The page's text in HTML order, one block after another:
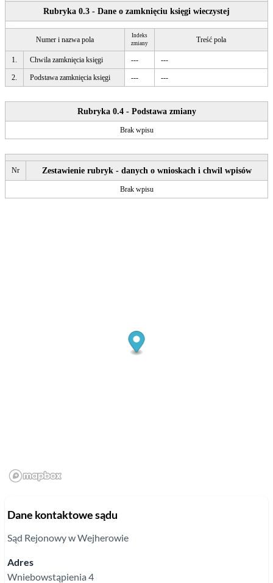
Rubryka 0.3 - Dane o zamknięciu księgi wieczystej
Numer i nazwa pola
Indeks
zmiany
Treść pola
1. Chwila zamknięcia księgi --- ---
2. Podstawa zamknięcia księgi --- ---
Rubryka 0.4 - Podstawa zmiany
Brak wpisu
Nr Zestawienie rubryk - danych o wnioskach i chwil wpisów
Brak wpisu
Dane kontaktowe sądu
Sąd Rejonowyw Wejherowie
Adres
Wniebowstąpienia 4